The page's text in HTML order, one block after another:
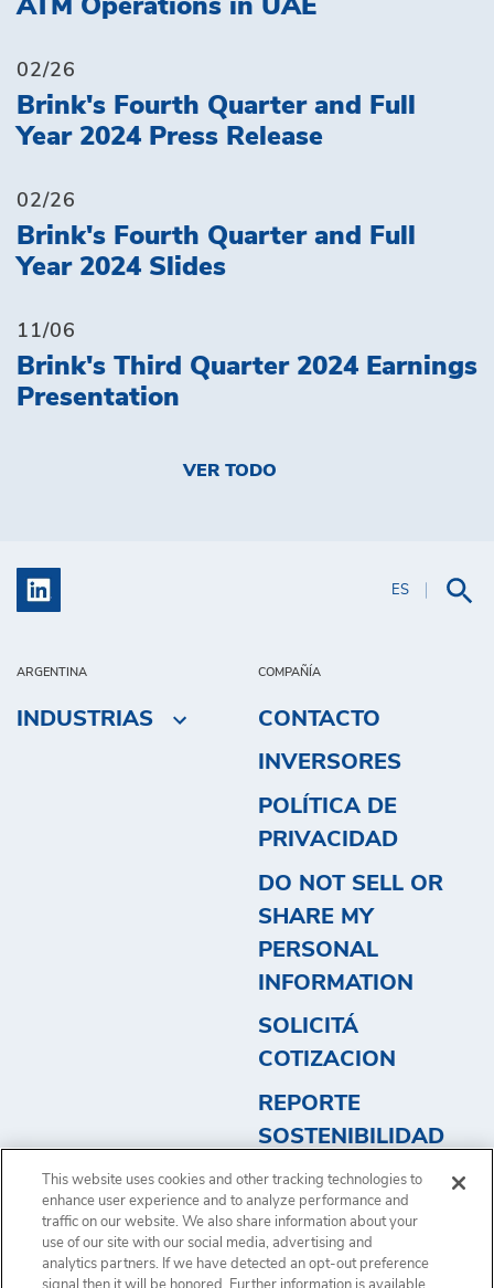
ES
ARGENTINA
INDUSTRIAS
COMPAÑÍA
CONTACTO
INVERSORES
POLÍTICA DE
PRIVACIDAD
DO NOT SELL OR
SHARE MY
PERSONAL
INFORMATION
SOLICITÁ
COTIZACION
REPORTE
SOSTENIBILIDAD
2023 - ARGENTINA
2
ATM Operations in UAE
02/26
Brink's Fourth Quarter and Full
Year 2024 Press Release
02/26
Brink's Fourth Quarter and Full
Year 2024 Slides
11/06
Brink's Third Quarter 2024 Earnings
Presentation
VER TODO
This website uses cookies and other tracking technologies to
enhance user experience and to analyze performance and
traffic on our website. We also share information about your
use of our site with our social media, advertising and
analytics partners. If we have detected an opt-out preference